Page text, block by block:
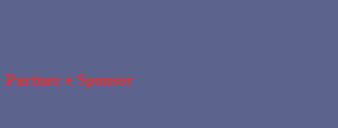
Partner e Sponsor